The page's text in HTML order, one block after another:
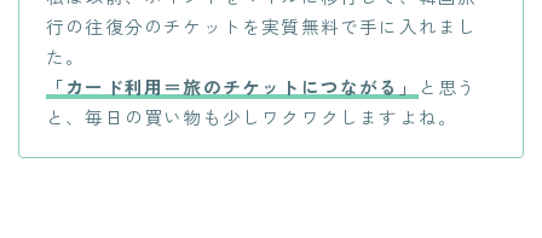
行の往復分のチケットを実質無料で手に入れまし
た。
「カード利用＝旅のチケットにつながる」
と思う
と、毎日の買い物も少しワクワクしますよね。